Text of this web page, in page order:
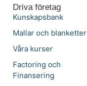
Driva företag
Kunskapsbank
Mallar och blanketter
Våra kurser
Factoring och
Finansering